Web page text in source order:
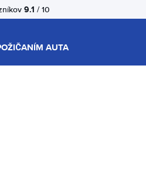
9.1 / 10
AUTA